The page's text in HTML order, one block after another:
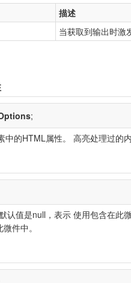
描述
当获取到输出时激
;
的HTML属性。 高亮处理过的
认值是null，表示 使用包含在此
件中。